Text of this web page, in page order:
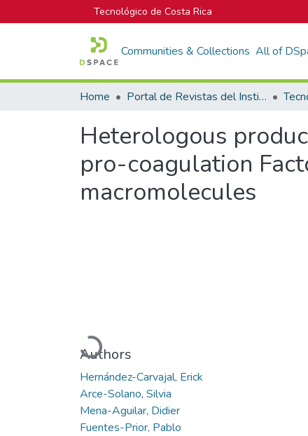
Tecnológico de Costa Rica
Communities & Collections All of
Home Portal de Revistas del Instituto Tecnológico de Costa Rica
Heterologous
pro-coagulation
macromolecules
Loading...
Authors
Hernández-Carvajal, Erick
Arce-Solano, Silvia
Mena-Aguilar, Didier
Fuentes-Prior, Pablo